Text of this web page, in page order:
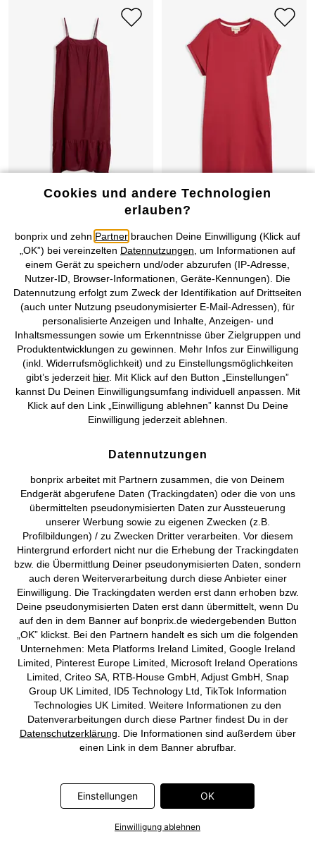
Midikleid aus leichter Viskose
CHF 31,95
Shirtkleid aus schwerer reiner
Bio-Baumwolle
CHF 20,95
Shirtkleid
CHF 27,95
SALE
Leichtes Kaftan-Kleid mit
Verzierung
CHF 29,95CHF 56,95 -47%
Cookies und andere Technologien
erlauben?
bonprix und zehn Partner brauchen Deine Einwilligung (Klick auf
„OK”) bei vereinzelten Datennutzungen , um Informationen auf
einem Gerät zu speichern und/oder abzurufen (IP-Adresse,
Nutzer-ID, Browser-Informationen, Geräte-Kennungen). Die
Datennutzung erfolgt zum Zweck der Identifikation auf Drittseiten
(auch unter Nutzung pseudonymisierter E-Mail-Adressen), für
personalisierte Anzeigen und Inhalte, Anzeigen- und
Inhaltsmessungen sowie um Erkenntnisse über Zielgruppen und
Produktentwicklungen zu gewinnen. Mehr Infos zur Einwilligung
(inkl. Widerrufsmöglichkeit) und zu Einstellungsmöglichkeiten
gibt’s jederzeit hier. Mit Klick auf den Button „Einstellungen”
kannst Du Deinen Einwilligungsumfang individuell anpassen. Mit
Klick auf den Link „Einwilligung ablehnen” kannst Du Deine
Einwilligung jederzeit ablehnen.
Datennutzungen
bonprix arbeitet mit Partnern zusammen, die von Deinem
Endgerät abgerufene Daten (Trackingdaten) oder die von uns
übermittelten pseudonymisierten Daten zur Aussteuerung
unserer Werbung sowie zu eigenen Zwecken (z.B.
Profilbildungen) / zu Zwecken Dritter verarbeiten. Vor diesem
Hintergrund erfordert nicht nur die Erhebung der Trackingdaten
bzw. die Übermittlung Deiner pseudonymisierten Daten, sondern
auch deren Weiterverarbeitung durch diese Anbieter einer
Einwilligung. Die Trackingdaten werden erst dann erhoben bzw.
Deine pseudonymisierten Daten erst dann übermittelt, wenn Du
auf den in dem Banner auf bonprix.de wiedergebenden Button
„OK” klickst. Bei den Partnern handelt es sich um die folgenden
Unternehmen: Meta Platforms Ireland Limited, Google Ireland
Limited, Pinterest Europe Limited, Microsoft Ireland Operations
Limited, Criteo SA, RTB-House GmbH, Adjust GmbH, Snap
Group UK Limited, ID5 Technology Ltd, TikTok Information
Technologies UK Limited. Weitere Informationen zu den
Datenverarbeitungen durch diese Partner findest Du in der
Datenschutzerklärung . Die Informationen sind außerdem über
einen Link in dem Banner abrufbar.
Einstellungen OK
Einwilligung ablehnen